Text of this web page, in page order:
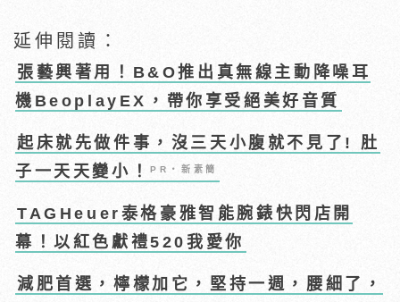
延伸閱讀：
張藝興著用！B&O推出真無線主動降噪耳
機BeoplayEX，帶你享受絕美好音質
起床就先做件事，沒三天小腹就不見了! 肚
子一天天變小！PR・新素簡
TAGHeuer泰格豪雅智能腕錶快閃店開
幕！以紅色獻禮520我愛你
減肥首選，檸檬加它，堅持一週，腰細了，